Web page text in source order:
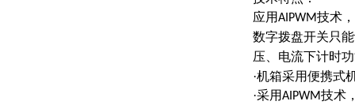
应用AIPWM技术
数字拨盘开关只
压、电流下计时
·机箱采用便携式
·采用AIPWM技术